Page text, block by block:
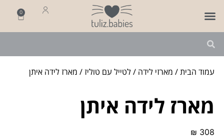
0
עמוד הבית/ מארזי לידה /לטייל עם טוליז/ מארז לידה איתן
מארז לידה איתן
₪ 308